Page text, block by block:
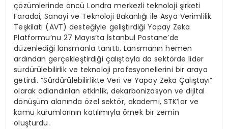
çözümlerinde öncü Londra merkezli teknoloji şirketi
Faradai, Sanayi ve Teknoloji Bakanlığı ile Asya Verimlilik
Teşkilatı (AVT) desteğiyle geliştirdiği Yapay Zeka
Platformu’nu 27 Mayıs’ta İstanbul Postane’de
düzenlediği lansmanla tanıttı. Lansmanın hemen
ardından gerçekleştirdiği çalıştayla da sektörde lider
sürdürülebilirlik ve teknoloji profesyonellerini bir araya
getirdi. “Sürdürülebilirlikte Veri ve Yapay Zeka Çalıştayı”
olarak adlandırılan etkinlik, dekarbonizasyon ve dijital
dönüşüm alanında özel sektör, akademi, STK’lar ve
kamu kurumlarının katılımıyla örnek bir zemin
oluşturdu.